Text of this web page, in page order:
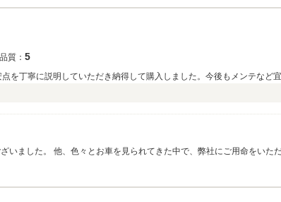
品質： 5
を丁寧に説明していただき納得して購入しました。今後もメンテなど宜
ました。 他、色々とお車を見られてきた中で、弊社にご用命をいた